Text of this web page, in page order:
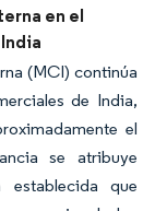
en el
(MCI) continúa
de India,
el
se atribuye
establecida que